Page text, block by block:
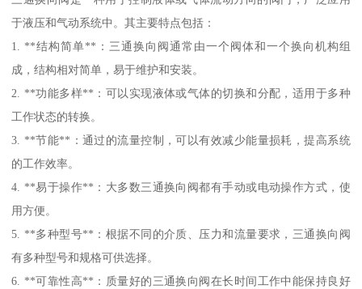
于液压和气动系统中。其主要特点包括：
1. **结构简单**：三通换向阀通常由一个阀体和一个换向机构组
成，结构相对简单，易于维护和安装。
2. **功能多样**：可以实现液体或气体的切换和分配，适用于多种
工作状态的转换。
3. **节能**：通过的流量控制，可以有效减少能量损耗，提高系统
的工作效率。
4. **易于操作**：大多数三通换向阀都有手动或电动操作方式，使
用方便。
5. **多种型号**：根据不同的介质、压力和流量要求，三通换向阀
有多种型号和规格可供选择。
6. **可靠性高**：质量好的三通换向阀在长时间工作中能保持良好